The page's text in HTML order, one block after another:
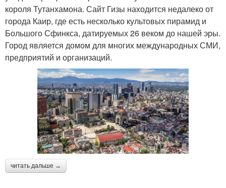
короля Тутанхамона. Сайт Гизы находится недалеко от
города Каир, где есть несколько культовых пирамид и
Большого Сфинкса, датируемых 26 веком до нашей эры.
Город является домом для многих международных СМИ,
предприятий и организаций.
читать дальше →